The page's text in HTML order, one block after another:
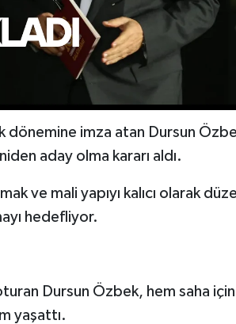
dönemine imza atan Dursun
aday olma kararı aldı.
ve mali yapıyı kalıcı olarak
hedefliyor.
Dursun Özbek, hem saha
yaşattı.